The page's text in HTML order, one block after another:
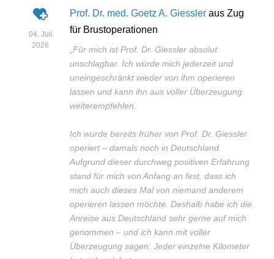
04. Juli
2026
Prof. Dr. med. Goetz A. Giessler aus Zug
für Brustoperationen
„Für mich ist Prof. Dr. Giessler absolut
unschlagbar. Ich würde mich jederzeit und
uneingeschränkt wieder von ihm operieren
lassen und kann ihn aus voller Überzeugung
weiterempfehlen.
Ich wurde bereits früher von Prof. Dr. Giessler
operiert – damals noch in Deutschland.
Aufgrund dieser durchweg positiven Erfahrung
stand für mich von Anfang an fest, dass ich
mich auch dieses Mal von niemand anderem
operieren lassen möchte. Deshalb habe ich die
Anreise aus Deutschland sehr gerne auf mich
genommen – und ich kann mit voller
Überzeugung sagen: Jeder einzelne Kilometer